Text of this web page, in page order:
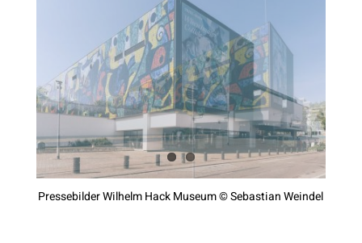
Pressebilder Wilhelm Hack Museum © Sebastian Weindel